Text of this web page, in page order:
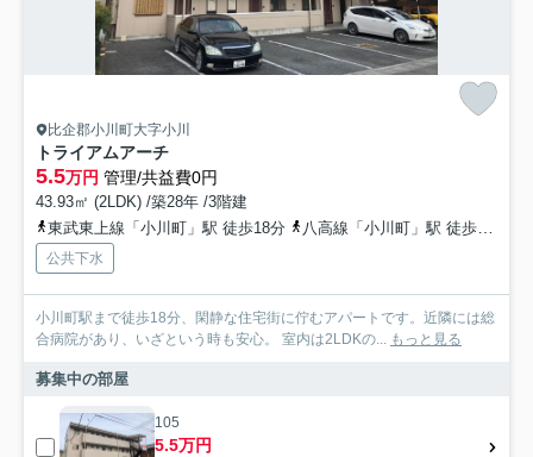
比企郡小川町大字小川
トライアムアーチ
5.5万円 管理/共益費0円
43.93㎡ (2LDK) /築28年 /3階建
東武東上線「小川町」駅 徒歩18分
八高線「小川町」駅 徒歩18分
公共下水
小川町駅まで徒歩18分、閑静な住宅街に佇むアパートです。近隣には総
合病院があり、いざという時も安心。 室内は2LDKの... もっと見る
募集中の部屋
105
5.5万円